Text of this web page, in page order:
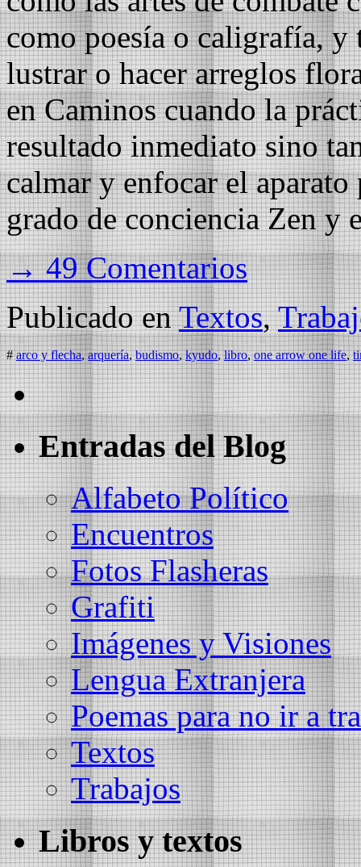
como poesía o caligrafía, y
lustrar o hacer arreglos
en Caminos cuando la
resultado inmediato sino
calmar y enfocar el
grado de conciencia Zen y
→ 49 Comentarios
Publicado en Textos,
# arco y flecha,arquería,budismo,kyudo,libro,one arrow one life,
Entradas del Blog
Alfabeto Político
Encuentros
Fotos Flasheras
Grafiti
Imágenes y Visiones
Lengua Extranjera
Poemas para no ir a
Textos
Trabajos
Libros y textos